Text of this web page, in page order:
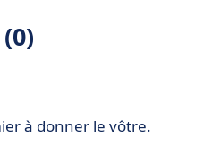
à donner le vôtre.